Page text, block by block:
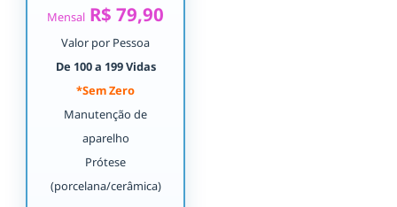
Mensal R$ 79,90
Valor por Pessoa
De 100 a 199 Vidas
*Sem Zero
Manutenção de
aparelho
Prótese
(porcelana/cerâmica)